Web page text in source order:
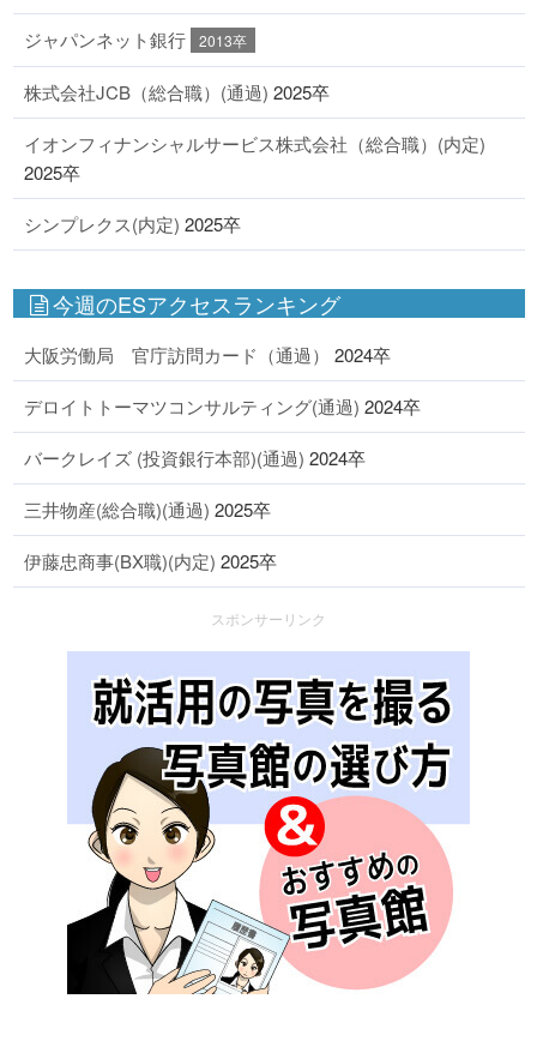
ジャパンネット銀行 2013卒
株式会社JCB（総合職）(通過) 2025卒
イオンフィナンシャルサービス株式会社（総合職）(内定)
2025卒
シンプレクス(内定) 2025卒
今週のESアクセスランキング
大阪労働局 官庁訪問カード（通過） 2024卒
デロイトトーマツコンサルティング(通過) 2024卒
バークレイズ (投資銀行本部)(通過) 2024卒
三井物産(総合職)(通過) 2025卒
伊藤忠商事(BX職)(内定) 2025卒
スポンサーリンク